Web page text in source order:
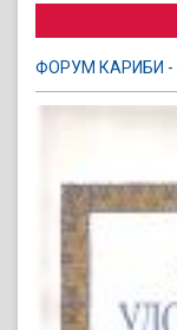
ФОРУМ КАРИБИ -